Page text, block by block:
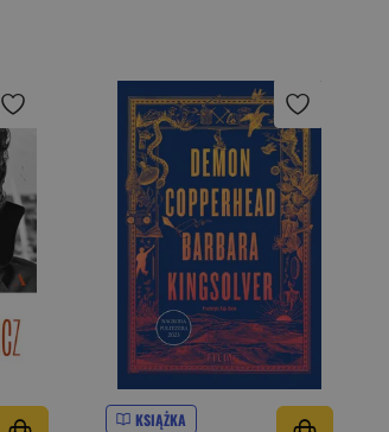
KSIĄŻKA